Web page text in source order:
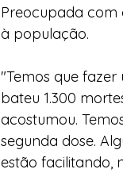
Preocupada com
à população.
"Temos que
bateu 1.300
acostumou.
segunda dose.
estão facilitando,